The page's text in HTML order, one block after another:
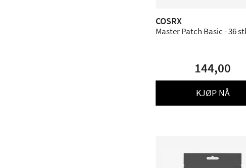
COSRX
Master Patch Basic - 36
144,00
KJØP NÅ